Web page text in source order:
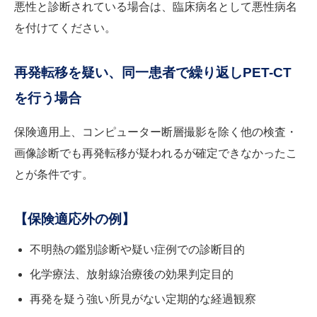
悪性と診断されている場合は、臨床病名として悪性病名
を付けてください。
再発転移を疑い、同一患者で繰り返しPET-CT
を行う場合
保険適用上、コンピューター断層撮影を除く他の検査・
画像診断でも再発転移が疑われるが確定できなかったこ
とが条件です。
【保険適応外の例】
不明熱の鑑別診断や疑い症例での診断目的
化学療法、放射線治療後の効果判定目的
再発を疑う強い所見がない定期的な経過観察